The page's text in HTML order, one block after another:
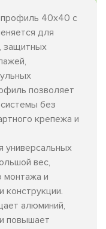
40х40 с
для
защитных
позволяет
без
крепежа и
вес,
монтажа и
конструкции.
алюминий,
повышает